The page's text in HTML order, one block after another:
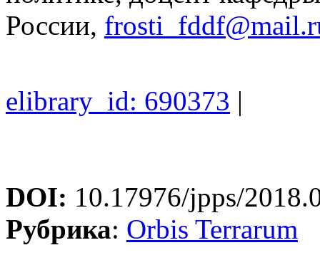
России,
elibrary_id: 690373 |
DOI: 10.17976/jpps/
Рубрика: Orbis Terrarum